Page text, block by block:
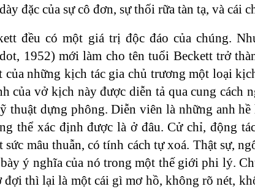
đặc của sự cô đơn, sự thối rữa tàn tạ, và cái
đều có một giá trị độc đáo của chúng.
1952) mới làm cho tên tuổi Beckett trở
của những kịch tác gia chủ trương một loại
của vở kịch này được diễn tả qua cung cách
thuật dựng phông. Diễn viên là những anh
thể xác định được là ở đâu. Cử chỉ, động
mâu thuẫn, có tính cách tự xoá. Thật sự,
ý nghĩa của nó trong một thế giới phi lý.
thì lại là một cái gì mơ hồ, không rõ nét,